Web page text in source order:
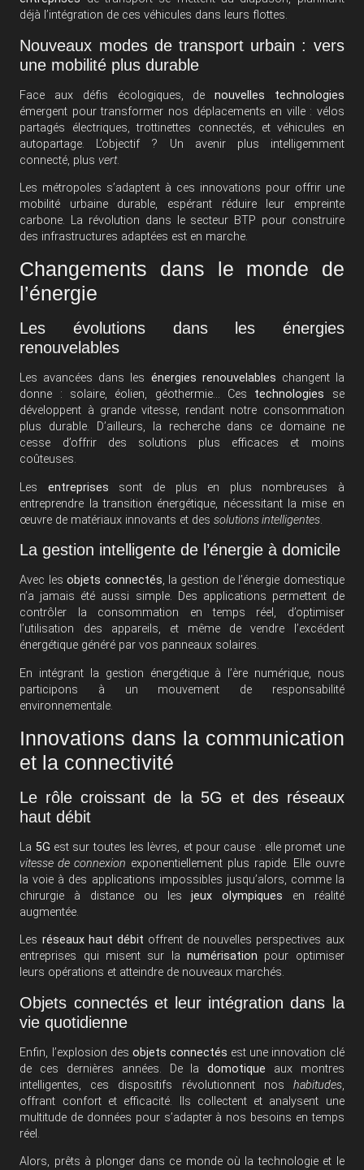
déjà l’intégration de ces véhicules dans leurs flottes.
Nouveaux modes de transport urbain : vers
une mobilité plus durable
Face aux défis écologiques, de nouvelles technologies
émergent pour transformer nos déplacements en ville : vélos
partagés électriques, trottinettes connectés, et véhicules en
autopartage. L’objectif ? Un avenir plus intelligemment
connecté, plus vert.
Les métropoles s’adaptent à ces innovations pour offrir une
mobilité urbaine durable, espérant réduire leur empreinte
carbone. La révolution dans le secteur BTP pour construire
des infrastructures adaptées est en marche.
Changements dans le monde de
l’énergie
Les évolutions dans les énergies
renouvelables
Les avancées dans les énergies renouvelables changent la
donne : solaire, éolien, géothermie… Ces technologies se
développent à grande vitesse, rendant notre consommation
plus durable. D’ailleurs, la recherche dans ce domaine ne
cesse d’offrir des solutions plus efficaces et moins
coûteuses.
Les entreprises sont de plus en plus nombreuses à
entreprendre la transition énergétique, nécessitant la mise en
œuvre de matériaux innovants et dessolutions intelligentes.
La gestion intelligente de l’énergie à domicile
Avec lesobjets connectés, la gestion de l’énergie domestique
n’a jamais été aussi simple. Des applications permettent de
contrôler la consommation en temps réel, d’optimiser
l’utilisation des appareils, et même de vendre l’excédent
énergétique généré par vos panneaux solaires.
En intégrant la gestion énergétique à l’ère numérique, nous
participons à un mouvement de responsabilité
environnementale.
Innovations dans la communication
et la connectivité
Le rôle croissant de la 5G et des réseaux
haut débit
La 5G est sur toutes les lèvres, et pour cause : elle promet une
vitesse de connexion exponentiellement plus rapide. Elle ouvre
la voie à des applications impossibles jusqu’alors, comme la
chirurgie à distance ou lesjeux olympiques en réalité
augmentée.
Les réseaux haut débit offrent de nouvelles perspectives aux
entreprises qui misent sur la numérisation pour optimiser
leurs opérations et atteindre de nouveaux marchés.
Objets connectés et leur intégration dans la
vie quotidienne
Enfin, l’explosion des objets connectés est une innovation clé
de ces dernières années. De ladomotique aux montres
intelligentes, ces dispositifs révolutionnent nos habitudes,
offrant confort et efficacité. Ils collectent et analysent une
multitude de données pour s’adapter à nos besoins en temps
réel.
Alors, prêts à plonger dans ce monde où la technologie et le